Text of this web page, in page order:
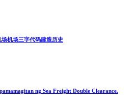
机场三字代码建造历史
ng Sea Freight Double Clearance.